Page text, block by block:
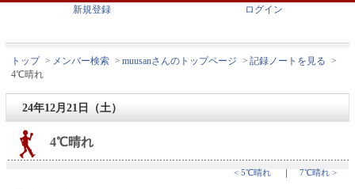
新規登録 ログイン
トップ > メンバー検索 > muusanさんのトップページ > 記録ノートを見る >
4℃晴れ
24年12月21日（土）
4℃晴れ
< 5℃晴れ ｜ 7℃晴れ >